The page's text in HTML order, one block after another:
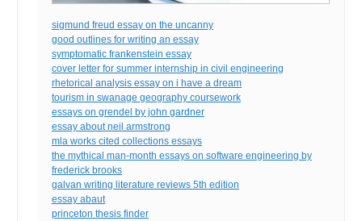
sigmund freud essay on the uncanny
good outlines for writing an essay
symptomatic frankenstein essay
cover letter for summer internship in civil engineering
rhetorical analysis essay on i have a dream
tourism in swanage geography coursework
essays on grendel by john gardner
essay about neil armstrong
mla works cited collections essays
the mythical man-month essays on software engineering by
frederick brooks
galvan writing literature reviews 5th edition
essay abaut
princeton thesis finder